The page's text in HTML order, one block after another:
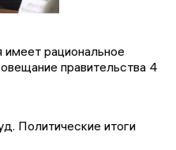
имеет рациональное
правительства 4
Политические итоги